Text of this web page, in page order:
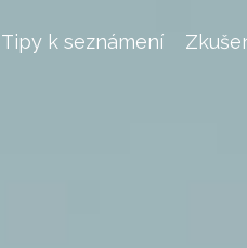
Tipy k seznámení